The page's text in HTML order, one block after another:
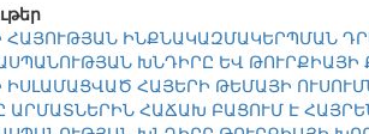
ՀԱՅՈՒԹՅԱՆ ԻՆՔՆԱԿԱԶՄԱԿԵՐՊՄԱՆ
ԽՆԴԻՐԸ ԵՎ
ԻՍԼԱՄԱՑՎԱԾ ՀԱՅԵՐԻ ԹԵՄԱՅԻ
ԱՐՄԱՏՆԵՐԻՆ ՀԱՃԱԽ ԲԱՑՈՒՄ Է